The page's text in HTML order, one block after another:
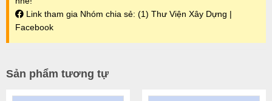
Link tham gia Nhóm chia sẻ: (1) Thư Viện Xây Dựng |
Facebook
Sản phẩm tương tự